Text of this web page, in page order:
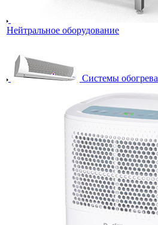
Нейтральное оборудование
Системы обогрева